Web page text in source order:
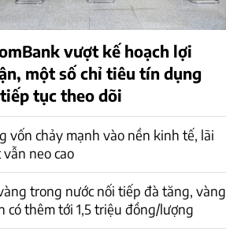
vượt kế hoạch lợi
một số chỉ tiêu tín dụng
tục theo dõi
vốn chảy mạnh vào nền kinh tế, lãi
neo cao
trong nước nối tiếp đà tăng, vàng
có thêm tới 1,5 triệu đồng/lượng